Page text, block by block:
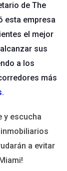
redes
permitió atraer
a dos
tienda en
ingresos
de inventario
para llegar
con
de The
esta empresa
el mejor
sus
a los
más
.
y escucha
a evitar